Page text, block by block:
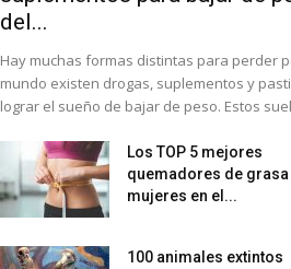
del...
Hay muchas formas distintas para perder
mundo existen drogas, suplementos y
lograr el sueño de bajar de peso. Estos
Los TOP 5 mejores
quemadores de grasa
mujeres en el...
100 animales extintos